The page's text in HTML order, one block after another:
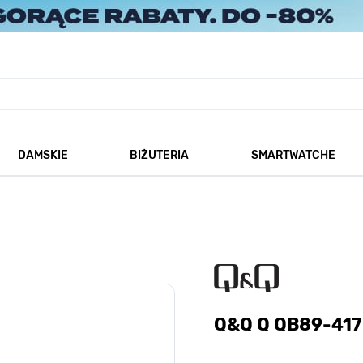
DAMSKIE
BIŻUTERIA
SMARTWATCHE
Q&Q Q QB89-417